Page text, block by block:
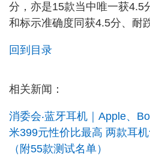
分，亦是15款当中唯一获4.5
和标示准确度同获4.5分、耐
回到目录
相关新闻：
消委会‧蓝牙耳机｜Apple、
米399元性价比最高 两款耳
（附55款测试名单）